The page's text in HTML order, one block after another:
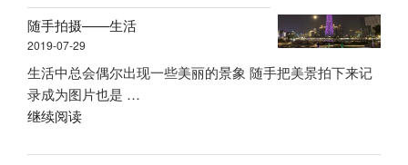
的
礼』”
斯
酒
店
——
珠
江
随手拍摄——生活
2019-07-29
生活中总会偶尔出现一些美丽的景象 随手把美景拍下来记
录成为图片也是 …
继续阅读“随
拍